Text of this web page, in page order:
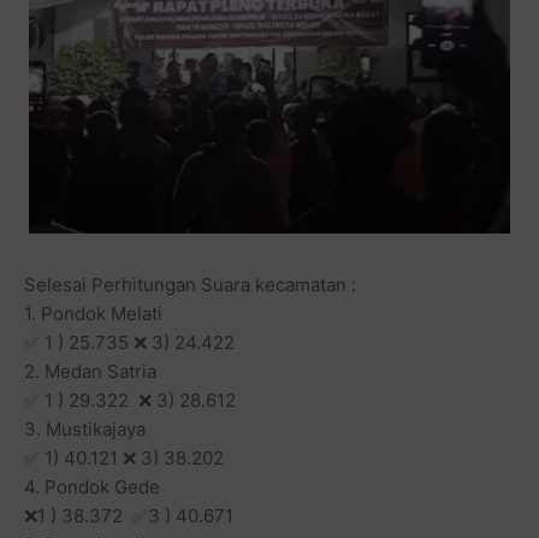
Selesai Perhitungan Suara kecamatan :
1. Pondok Melati
✅ 1 ) 25.735 ❌ 3) 24.422
2. ⁠Medan Satria
✅ 1 ) 29.322 ❌ 3) 28.612
3. ⁠Mustikajaya
✅ 1) 40.121 ❌ 3) 38.202
4. ⁠Pondok Gede
❌1 ) 38.372 ✅3 ) 40.671